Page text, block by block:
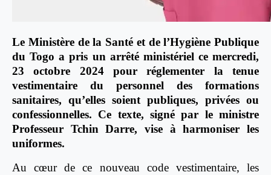
Le Ministère de la Santé et de l’Hygiène Publique
du Togo a pris un arrêté ministériel ce mercredi,
23 octobre 2024 pour réglementer la tenue
vestimentaire du personnel des formations
sanitaires, qu’elles soient publiques, privées ou
confessionnelles. Ce texte, signé par le ministre
Professeur Tchin Darre, vise à harmoniser les
uniformes.
Au cœur de ce nouveau code vestimentaire, les